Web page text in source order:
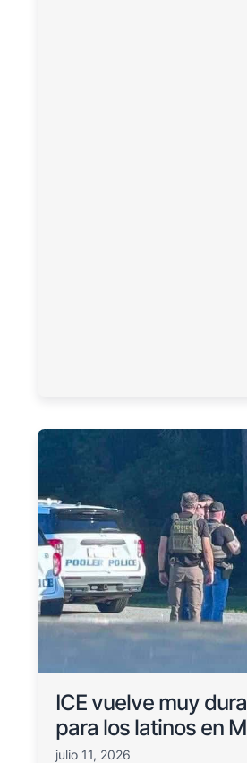
ICE vuelve muy
para los latinos en
julio 11, 2026